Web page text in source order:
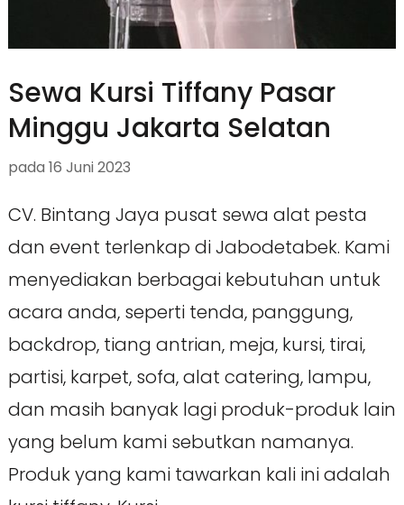
Sewa Kursi Tiffany Pasar
Minggu Jakarta Selatan
pada 16 Juni 2023
CV. Bintang Jaya pusat sewa alat pesta
dan event terlenkap di Jabodetabek. Kami
menyediakan berbagai kebutuhan untuk
acara anda, seperti tenda, panggung,
backdrop, tiang antrian, meja, kursi, tirai,
partisi, karpet, sofa, alat catering, lampu,
dan masih banyak lagi produk-produk lain
yang belum kami sebutkan namanya.
Produk yang kami tawarkan kali ini adalah